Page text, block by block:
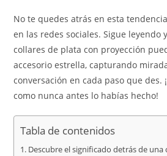
No te quedes atrás en esta
en las redes sociales. Sigue leyendo
collares de plata con proyección
accesorio estrella, capturando
conversación en cada paso que des.
como nunca antes lo habías hecho!
Tabla de contenidos
Descubre el significado detrás de una